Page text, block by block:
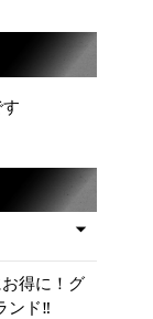
得に！グ
ンド‼